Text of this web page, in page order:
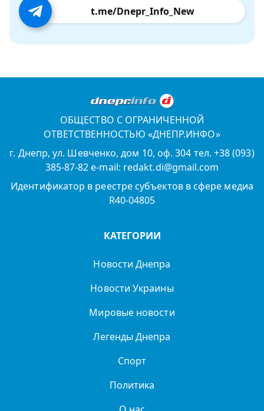
t.me/Dnepr_Info_New
ОБЩЕСТВО С ОГРАНИЧЕННОЙ
ОТВЕТСТВЕННОСТЬЮ «ДНЕПР.ИНФО»
г. Днепр, ул. Шевченко, дом 10, оф. 304 тел. +38 (093)
385-87-82 e-mail: redakt.di@gmail.com
Идентификатор в реестре субъектов в сфере медиа
R40-04805
КАТЕГОРИИ
Новости Днепра
Новости Украины
Мировые новости
Легенды Днепра
Спорт
Политика